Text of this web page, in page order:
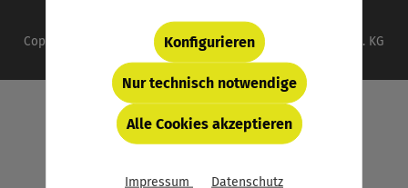
Copyright © 2026 Vogel Communications Group GmbH & Co. KG
verlinkten Datenschutzerklärung und hinter
dem Button „Konfigurieren“.
Nur technisch notwendige
Konfigurieren
Alle Cookies akzeptieren
Impressum Datenschutz